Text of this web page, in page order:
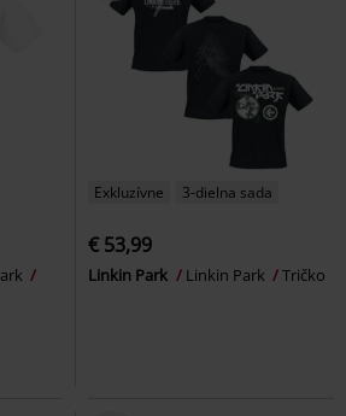
Exkluzívne 3-dielna sada
€ 53,99
Linkin Park Linkin Park Tričko